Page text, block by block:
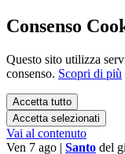
Consenso
Questo sito utilizza
consenso. Scopri di più
Accetta tutto
Accetta selezionati
Vai al contenuto
Ven 7 ago | Santo del